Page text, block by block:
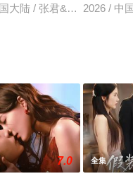
大陆 / 张君&宋星翰2026 / 中
7.0 全集